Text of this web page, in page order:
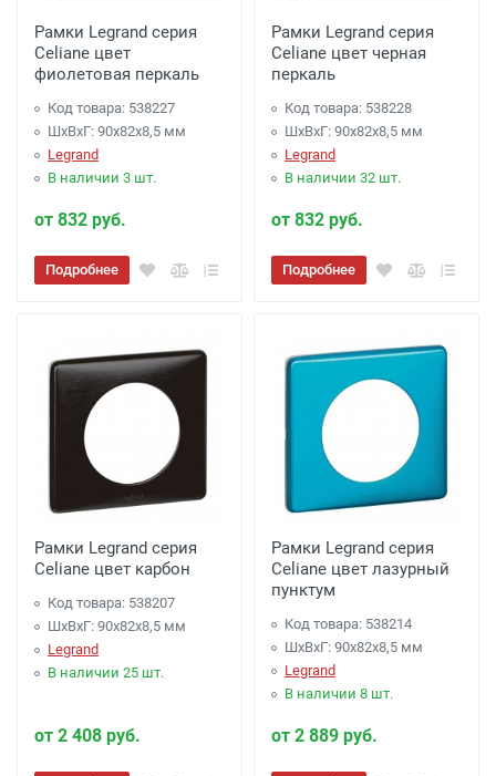
Рамки Legrand серия
Celiane цвет
фиолетовая перкаль
Код товара: 538227
ШхВхГ: 90x82x8,5 мм
Legrand
В наличии 3 шт.
от 832 руб.
Подробнее
Рамки Legrand серия
Celiane цвет черная
перкаль
Код товара: 538228
ШхВхГ: 90x82x8,5 мм
Legrand
В наличии 32 шт.
от 832 руб.
Подробнее
Рамки Legrand серия
Celiane цвет карбон
Код товара: 538207
ШхВхГ: 90x82x8,5 мм
Legrand
В наличии 25 шт.
от 2 408 руб.
Рамки Legrand серия
Celiane цвет лазурный
пунктум
Код товара: 538214
ШхВхГ: 90x82x8,5 мм
Legrand
В наличии 8 шт.
от 2 889 руб.